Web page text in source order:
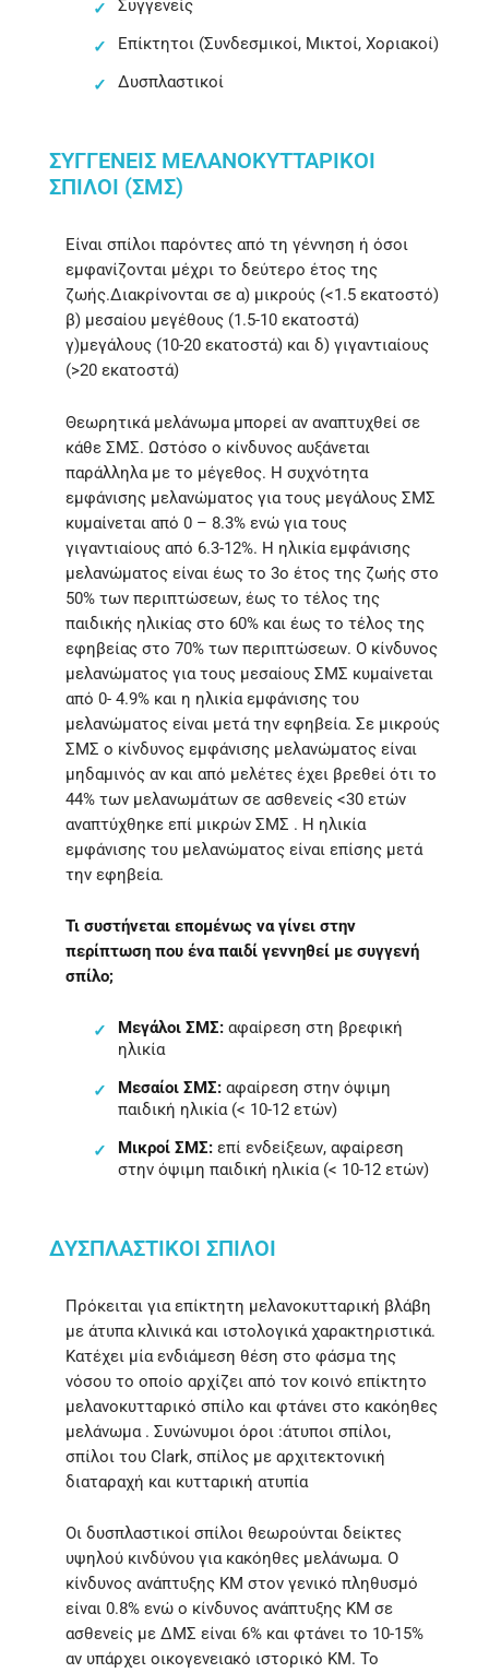
Συγγενείς
Επίκτητοι (Συνδεσμικοί, Μικτοί, Χοριακοί)
Δυσπλαστικοί
ΣΥΓΓΕΝΕΊΣ ΜΕΛΑΝΟΚΥΤΤΑΡΙΚΟΙ
́ ΣΠΊΛΟΙ (ΣΜΣ)
Είναι σπίλοι παρόντες από τη γέννηση ή όσοι
εμφανίζονται μέχρι το δεύτερο έτος της
ζωής.Διακρίνονται σε α) μικρούς (<1.5 εκατοστό)
β) μεσαίου μεγέθους (1.5-10 εκατοστά)
γ)μεγάλους (10-20 εκατοστά) και δ) γιγαντιαίους
(>20 εκατοστά)
Θεωρητικά μελάνωμα μπορεί αν αναπτυχθεί σε
κάθε ΣΜΣ. Ωστόσο ο κίνδυνος αυξάνεται
παράλληλα με το μέγεθος. Η συχνότητα
εμφάνισης μελανώματος για τους μεγάλους ΣΜΣ
κυμαίνεται από 0 – 8.3% ενώ για τους
γιγαντιαίους από 6.3-12%. Η ηλικία εμφάνισης
μελανώματος είναι έως το 3ο έτος της ζωής στο
50% των περιπτώσεων, έως το τέλος της
παιδικής ηλικίας στο 60% και έως το τέλος της
εφηβείας στο 70% των περιπτώσεων. Ο κίνδυνος
μελανώματος για τους μεσαίους ΣΜΣ κυμαίνεται
από 0- 4.9% και η ηλικία εμφάνισης του
μελανώματος είναι μετά την εφηβεία. Σε μικρούς
ΣΜΣ ο κίνδυνος εμφάνισης μελανώματος είναι
μηδαμινός αν και από μελέτες έχει βρεθεί ότι το
44% των μελανωμάτων σε ασθενείς <30 ετών
αναπτύχθηκε επί μικρών ΣΜΣ . Η ηλικία
εμφάνισης του μελανώματος είναι επίσης μετά
την εφηβεία.
Τι συστήνεται επομένως να γίνει στην
περίπτωση που ένα παιδί γεννηθεί με συγγενή
σπίλο;
Μεγάλοι ΣΜΣ: αφαίρεση στη βρεφική
ηλικία
Μεσαίοι ΣΜΣ: αφαίρεση στην όψιμη
παιδική ηλικία (< 10-12 ετών)
Μικροί ΣΜΣ: επί ενδείξεων, αφαίρεση
στην όψιμη παιδική ηλικία (< 10-12 ετών)
ΔΥΣΠΛΑΣΤΙΚΟΊ ΣΠΊΛΟΙ
Πρόκειται για επίκτητη μελανοκυτταρική βλάβη
με άτυπα κλινικά και ιστολογικά χαρακτηριστικά.
Κατέχει μία ενδιάμεση θέση στο φάσμα της
νόσου το οποίο αρχίζει από τον κοινό επίκτητο
μελανοκυτταρικό σπίλο και φτάνει στο κακόηθες
μελάνωμα . Συνώνυμοι όροι :άτυποι σπίλοι,
σπίλοι του Clark, σπίλος με αρχιτεκτονική
διαταραχή και κυτταρική ατυπία
Οι δυσπλαστικοί σπίλοι θεωρούνται δείκτες
υψηλού κινδύνου για κακόηθες μελάνωμα. Ο
κίνδυνος ανάπτυξης ΚΜ στον γενικό πληθυσμό
είναι 0.8% ενώ ο κίνδυνος ανάπτυξης ΚΜ σε
ασθενείς με ΔΜΣ είναι 6% και φτάνει το 10-15%
αν υπάρχει οικογενειακό ιστορικό ΚΜ. Το